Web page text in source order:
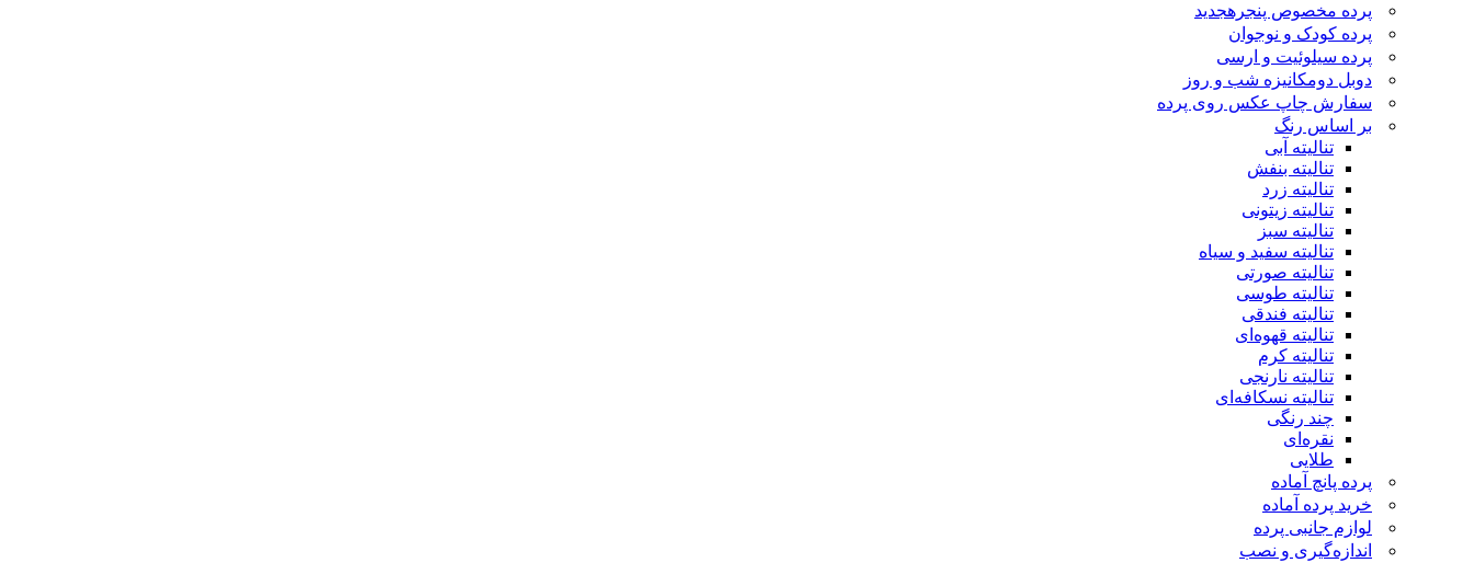
پرده مخصوص پنجرهجدید
پرده کودک و نوجوان
پرده سیلوئیت و ارسی
دوبل دومکانیزه شب و روز
سفارش چاپ عکس روی پرده
بر اساس رنگ
تنالیته آبی
تنالیته بنفش
تنالیته زرد
تنالیته زیتونی
تنالیته سبز
تنالیته سفید و سیاه
تنالیته صورتی
تنالیته طوسی
تنالیته فندقی
تنالیته قهوه‌ای
تنالیته کرم
تنالیته نارنجی
تنالیته نسکافه‌ای
چند رنگی
نقره‌ای
طلایی
پرده پانچ آماده
خرید پرده آماده
لوازم جانبی پرده
اندازه‌گیری و نصب